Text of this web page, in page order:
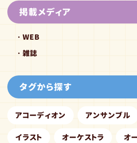
掲載メディア
WEB
雑誌
タグから探す
アコーディオン アンサンブル
イラスト オーケストラ オ